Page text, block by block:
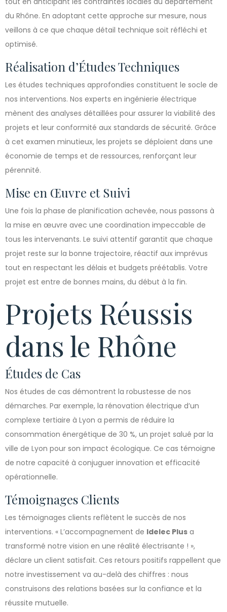
du Rhône. En adoptant cette approche sur mesure, nous
veillons à ce que chaque détail technique soit réfléchi et
optimisé.
Réalisation d’Études Techniques
Les études techniques approfondies constituent le socle de
nos interventions. Nos experts en ingénierie électrique
mènent des analyses détaillées pour assurer la viabilité des
projets et leur conformité aux standards de sécurité. Grâce
à cet examen minutieux, les projets se déploient dans une
économie de temps et de ressources, renforçant leur
pérennité.
Mise en Œuvre et Suivi
Une fois la phase de planification achevée, nous passons à
la mise en œuvre avec une coordination impeccable de
tous les intervenants. Le suivi attentif garantit que chaque
projet reste sur la bonne trajectoire, réactif aux imprévus
tout en respectant les délais et budgets préétablis. Votre
projet est entre de bonnes mains, du début à la fin.
Projets Réussis
dans le Rhône
Études de Cas
Nos études de cas démontrent la robustesse de nos
démarches. Par exemple, la rénovation électrique d’un
complexe tertiaire à Lyon a permis de réduire la
consommation énergétique de 30 %, un projet salué par la
ville de Lyon pour son impact écologique. Ce cas témoigne
de notre capacité à conjuguer innovation et efficacité
opérationnelle.
Témoignages Clients
Les témoignages clients reflètent le succès de nos
interventions. « L’accompagnement de Idelec Plus a
transformé notre vision en une réalité électrisante ! »,
déclare un client satisfait. Ces retours positifs rappellent que
notre investissement va au-delà des chiffres : nous
construisons des relations basées sur la confiance et la
réussite mutuelle.